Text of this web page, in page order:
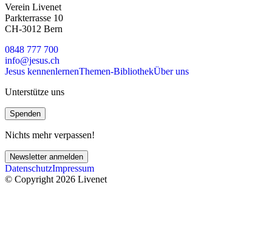
Verein Livenet
Parkterrasse 10
CH-3012 Bern
0848 777 700
info@jesus.ch
Jesus kennenlernenThemen-BibliothekÜber uns
Unterstütze uns
Spenden
Nichts mehr verpassen!
Newsletter anmelden
DatenschutzImpressum
© Copyright 2026 Livenet